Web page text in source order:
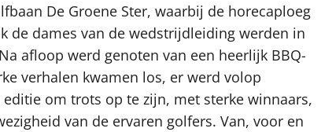
De Groene Ster, waarbij de horecaploeg
de dames van de wedstrijdleiding werden in
afloop werd genoten van een heerlijk BBQ-
verhalen kwamen los, er werd volop
om trots op te zijn, met sterke winnaars,
van de ervaren golfers. Van, voor en